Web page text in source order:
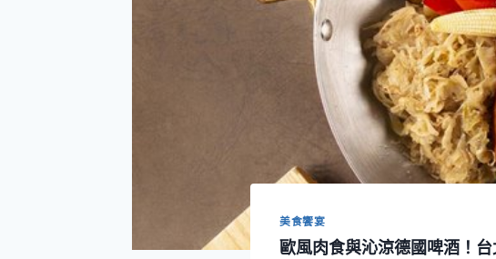
美食饗宴
歐風肉食與沁涼德國啤酒！